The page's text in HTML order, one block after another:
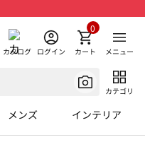
カタログ ログイン カート
0
メニュー
カテゴリ
メンズ インテリア